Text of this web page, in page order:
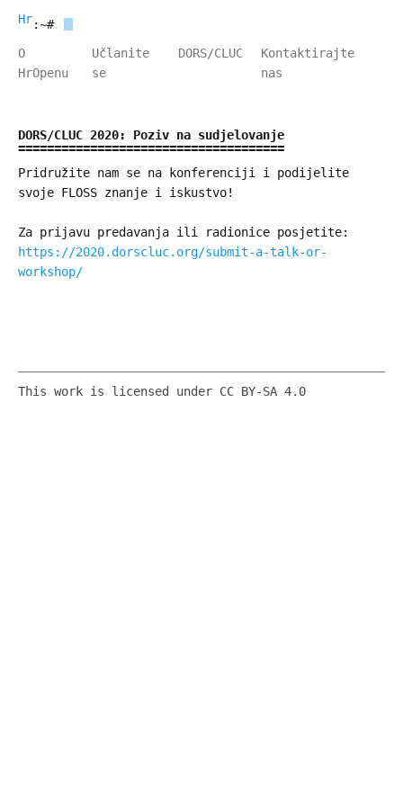
HrOpen
:~#
O
HrOpenu
Učlanite
se
DORS/CLUC
Kontaktirajte
nas
DORS/CLUC 2020: Poziv na sudjelovanje
Pridružite nam se na konferenciji i podijelite
svoje FLOSS znanje i iskustvo!
Za prijavu predavanja ili radionice posjetite:
https://2020.dorscluc.org/submit-a-talk-or-
workshop/
This work is licensed under CC BY-SA 4.0